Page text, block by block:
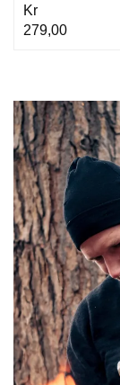
Kr
279,00